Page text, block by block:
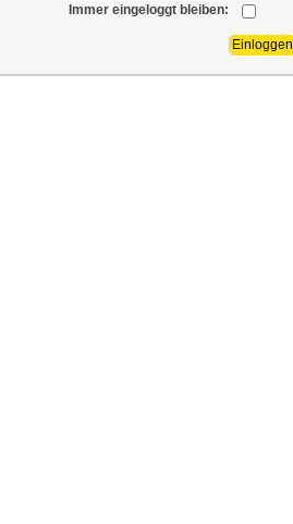
Immer eingeloggt bleiben: